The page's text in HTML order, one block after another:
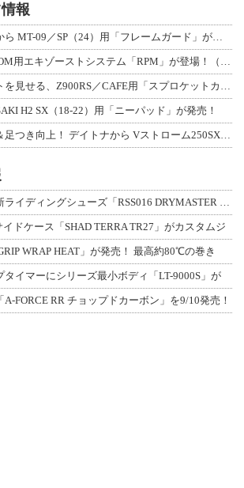
報
H2 SX（18-22）用「ニーパッド」が発売！
ドケース「SHAD TERRA TR27」がカスタムジ
WRAP HEAT」が発売！ 最高約80℃の巻き
タイマーにシリーズ最小ボディ「LT-9000S」が
FORCE RR チョップドカーボン」を9/10発売！